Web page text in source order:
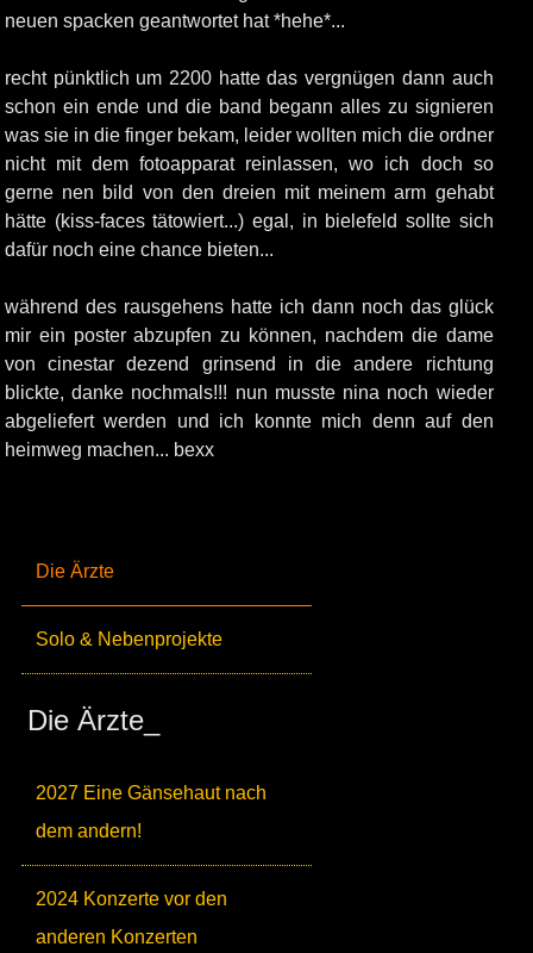
Die Ärzte
Solo & Nebenprojekte
Die Ärzte_
2027 Eine Gänsehaut nach
dem andern!
2024 Konzerte vor den
anderen Konzerten
neuen spacken geantwortet hat *hehe*...
recht pünktlich um 2200 hatte das vergnügen dann auch
schon ein ende und die band begann alles zu signieren
was sie in die finger bekam, leider wollten mich die ordner
nicht mit dem fotoapparat reinlassen, wo ich doch so
gerne nen bild von den dreien mit meinem arm gehabt
hätte (kiss-faces tätowiert...) egal, in bielefeld sollte sich
dafür noch eine chance bieten...
während des rausgehens hatte ich dann noch das glück
mir ein poster abzupfen zu können, nachdem die dame
von cinestar dezend grinsend in die andere richtung
blickte, danke nochmals!!! nun musste nina noch wieder
abgeliefert werden und ich konnte mich denn auf den
heimweg machen... bexx